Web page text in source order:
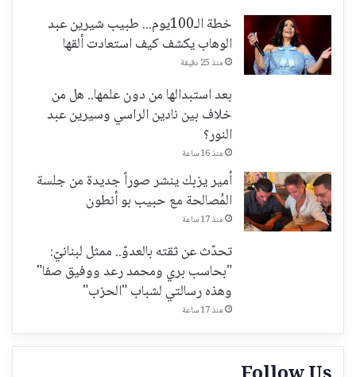
خطة الـ100يوم... طبيب شيرين عبد
الوهاب يكشف كيف استعادت ألقها
منذ 25 دقيقة
بعد استبدالها من دون علمها.. هل من
خلاف بين نادين الراسي وسيرين عبد
النور؟
منذ 16 ساعة
أمير يزبك ينشر صوراً جديدة من جلسة
المُصالحة مع حبيب بو أنطون
منذ 17 ساعة
تحدّث عن ثقته بالعدوّ.. ممثل لبنانيّ:
"بحاسب بري ومحمد رعد ووفيق صفا"
وهذه رسالتي لشباب "الحزب"
منذ 17 ساعة